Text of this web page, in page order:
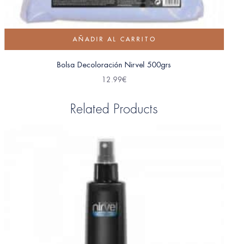
AÑADIR AL CARRITO
Bolsa Decoloración Nirvel 500grs
12.99€
Related Products